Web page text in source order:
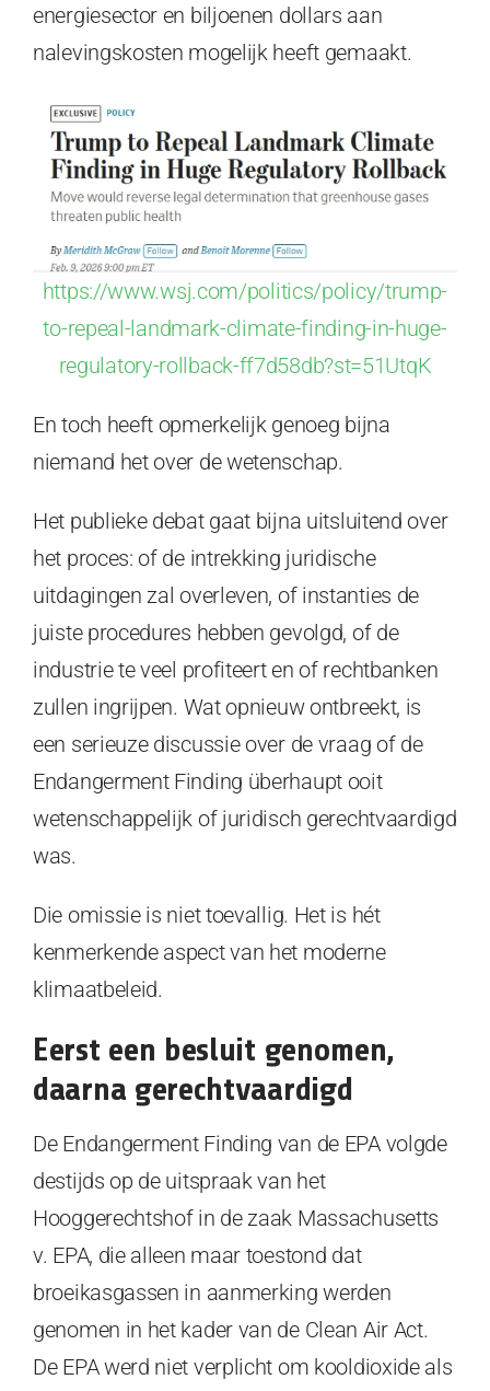
energiesector en biljoenen dollars aan
nalevingskosten mogelijk heeft gemaakt.
https://www.wsj.com/politics/policy/trump-
to-repeal-landmark-climate-finding-in-huge-
regulatory-rollback-ff7d58db?st=51UtqK
En toch heeft opmerkelijk genoeg bijna
niemand het over de wetenschap.
Het publieke debat gaat bijna uitsluitend over
het proces: of de intrekking juridische
uitdagingen zal overleven, of instanties de
juiste procedures hebben gevolgd, of de
industrie te veel profiteert en of rechtbanken
zullen ingrijpen. Wat opnieuw ontbreekt, is
een serieuze discussie over de vraag of de
Endangerment Finding überhaupt ooit
wetenschappelijk of juridisch gerechtvaardigd
was.
Die omissie is niet toevallig. Het is hét
kenmerkende aspect van het moderne
klimaatbeleid.
Eerst een besluit genomen,
daarna gerechtvaardigd
De Endangerment Finding van de EPA volgde
destijds op de uitspraak van het
Hooggerechtshof in de zaak Massachusetts
v. EPA, die alleen maar toestond dat
broeikasgassen in aanmerking werden
genomen in het kader van de Clean Air Act.
De EPA werd niet verplicht om kooldioxide als